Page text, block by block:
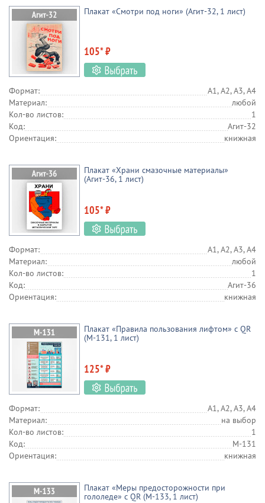
Плакат «Смотри под ноги» (Агит-32, 1 лист)
105* ₽
Формат:
А1, А2, А3, А4
Материал:
любой
Кол-во листов:
1
Код:
Агит-32
Ориентация:
книжная
Плакат «Храни смазочные материалы»
(Агит-36, 1 лист)
105* ₽
Формат:
А1, А2, А3, А4
Материал:
любой
Кол-во листов:
1
Код:
Агит-36
Ориентация:
книжная
Плакат «Правила пользования лифтом» с QR
(М-131, 1 лист)
125* ₽
Формат:
А1, А2, А3, А4
Материал:
на выбор
Кол-во листов:
1
Код:
М-131
Ориентация:
книжная
Плакат «Меры предосторожности при
гололеде» с QR (М-133, 1 лист)